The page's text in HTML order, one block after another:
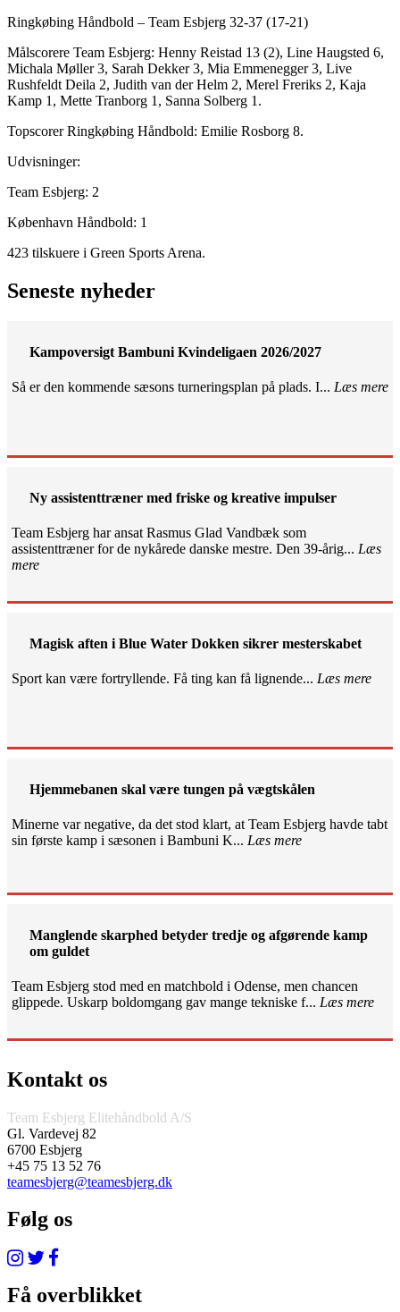
Ringkøbing Håndbold – Team Esbjerg 32-37 (17-21)
Målscorere Team Esbjerg: Henny Reistad 13 (2), Line Haugsted 6,
Michala Møller 3, Sarah Dekker 3, Mia Emmenegger 3, Live
Rushfeldt Deila 2, Judith van der Helm 2, Merel Freriks 2, Kaja
Kamp 1, Mette Tranborg 1, Sanna Solberg 1.
Topscorer Ringkøbing Håndbold: Emilie Rosborg 8.
Udvisninger:
Team Esbjerg: 2
København Håndbold: 1
423 tilskuere i Green Sports Arena.
Seneste nyheder
Kampoversigt Bambuni Kvindeligaen 2026/2027
Så er den kommende sæsons turneringsplan på plads. I... Læs mere
Ny assistenttræner med friske og kreative impulser
Team Esbjerg har ansat Rasmus Glad Vandbæk som
assistenttræner for de nykårede danske mestre. Den 39-årig... Læs
mere
Magisk aften i Blue Water Dokken sikrer mesterskabet
Sport kan være fortryllende. Få ting kan få lignende... Læs mere
Hjemmebanen skal være tungen på vægtskålen
Minerne var negative, da det stod klart, at Team Esbjerg havde tabt
sin første kamp i sæsonen i Bambuni K... Læs mere
Manglende skarphed betyder tredje og afgørende kamp
om guldet
Team Esbjerg stod med en matchbold i Odense, men chancen
glippede. Uskarp boldomgang gav mange tekniske f... Læs mere
Kontakt os
Team Esbjerg Elitehåndbold A/S
Gl. Vardevej 82
6700 Esbjerg
+45 75 13 52 76
teamesbjerg@teamesbjerg.dk
Følg os
Få overblikket